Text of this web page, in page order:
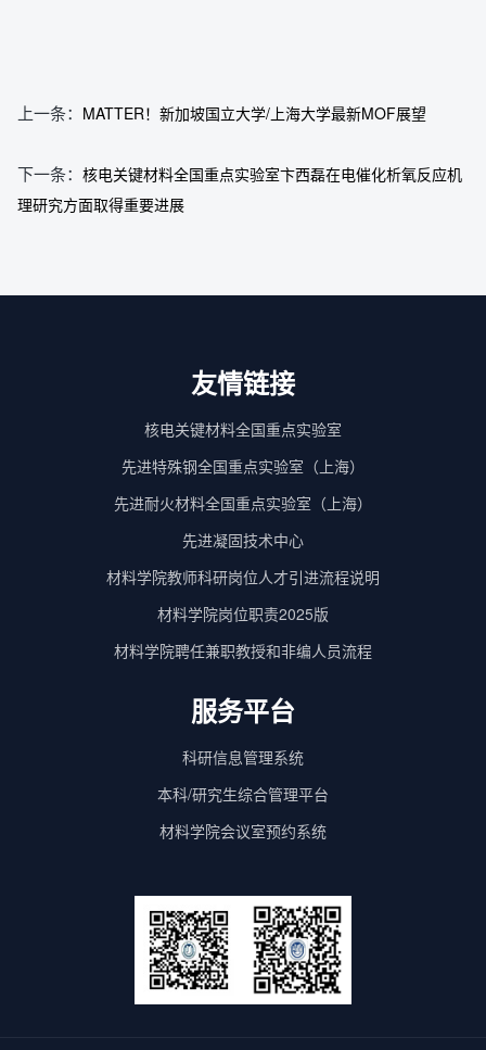
上一条： MATTER！新加坡国立大学/上海大学最新MOF展望
下一条： 核电关键材料全国重点实验室卞西磊在电催化析氧反应机
理研究方面取得重要进展
友情链接
核电关键材料全国重点实验室
先进特殊钢全国重点实验室（上海）
先进耐火材料全国重点实验室（上海）
先进凝固技术中心
材料学院教师科研岗位人才引进流程说明
材料学院岗位职责2025版
材料学院聘任兼职教授和非编人员流程
服务平台
科研信息管理系统
本科/研究生综合管理平台
材料学院会议室预约系统